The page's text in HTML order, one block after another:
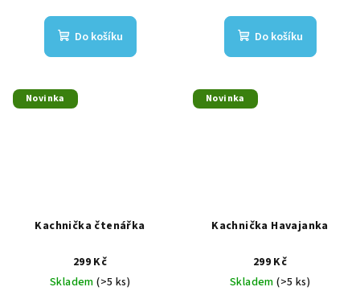
Do košíku Do košíku
Novinka
Kachnička čtenářka
299 Kč
Skladem(>5 ks)
Novinka
Kachnička Havajanka
299 Kč
Skladem(>5 ks)